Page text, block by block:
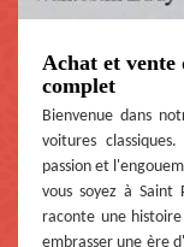
Achat et vente
complet
Bienvenue dans
voitures
passion et
vous soyez à Saint
raconte une
embrasser une ère